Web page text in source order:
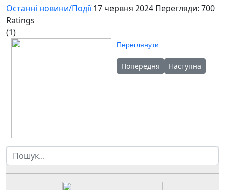
Останні новини/Події 17 червня 2024 Перегляди: 700
Ratings
(1)
Переглянути
Попередня стаття: Розклад
Попередня Наступна
Наступна
Пошук